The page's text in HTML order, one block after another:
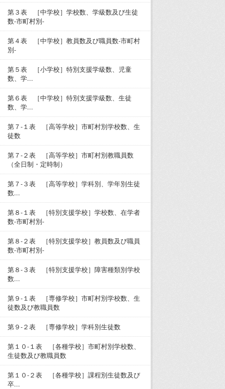
第３表 ［中学校］学校数、学級数及び生徒
数-市町村別-
第４表 ［中学校］教員数及び職員数-市町村
別-
第５表 ［小学校］特別支援学級数、児童
数、学...
第６表 ［中学校］特別支援学級数、生徒
数、学...
第７-１表 ［高等学校］市町村別学校数、生
徒数
第７-２表 ［高等学校］市町村別教職員数
（全日制・定時制）
第７-３表 ［高等学校］学科別、学年別生徒
数...
第８-１表 ［特別支援学校］学校数、在学者
数-市町村別-
第８-２表 ［特別支援学校］教員数及び職員
数-市町村別-
第８-３表 ［特別支援学校］障害種類別学校
数...
第９-１表 ［専修学校］市町村別学校数、生
徒数及び教職員数
第９-２表 ［専修学校］学科別生徒数
第１０-１表 ［各種学校］市町村別学校数、
生徒数及び教職員数
第１０-２表 ［各種学校］課程別生徒数及び
卒...